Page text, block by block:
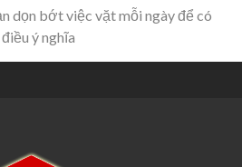
dọn bớt việc vặt mỗi ngày để có
ý nghĩa